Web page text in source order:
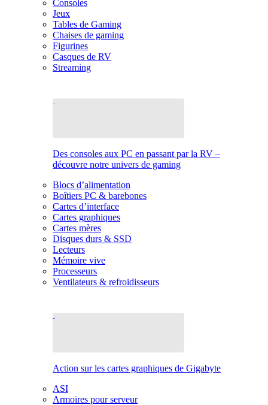
Consoles
Jeux
Tables de Gaming
Chaises de gaming
Figurines
Casques de RV
Streaming
Des consoles aux PC en passant par la RV –
découvre notre univers de gaming
Blocs d’alimentation
Boîtiers PC & barebones
Cartes d’interface
Cartes graphiques
Cartes mères
Disques durs & SSD
Lecteurs
Mémoire vive
Processeurs
Ventilateurs & refroidisseurs
Action sur les cartes graphiques de Gigabyte
ASI
Armoires pour serveur